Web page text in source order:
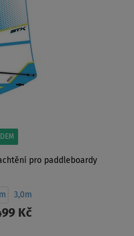
pro paddleboardy
3,0m
Kč